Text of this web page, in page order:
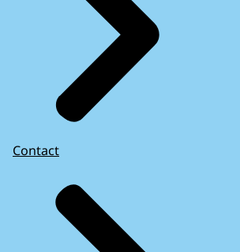
Contact